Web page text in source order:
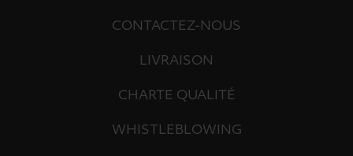
CONTACTEZ-NOUS
LIVRAISON
CHARTE QUALITÉ
WHISTLEBLOWING